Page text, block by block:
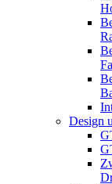
Design